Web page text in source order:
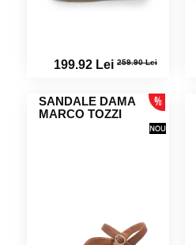
199.92 Lei 259.90 Lei
SANDALE DAMA
MARCO TOZZI